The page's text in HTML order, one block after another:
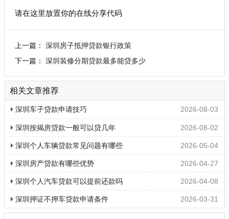
请在这里放置你的在线分享代码
上一篇： 深圳房子抵押贷款银行政策
下一篇： 深圳装修分期贷款最多能贷多少
相关文章推荐
2026-08-03
深圳车子贷款申请技巧
2026-08-02
深圳按揭房贷款一般可以贷几年
2026-05-04
深圳个人车辆贷款常见问题有哪些
2026-04-27
深圳房产贷款有哪些优势
2026-04-08
深圳个人汽车贷款可以提前还款吗
2026-03-31
深圳押证不押车贷款申请条件